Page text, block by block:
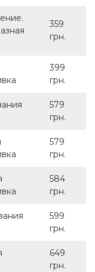
359
грн.
399
грн.
579
грн.
579
грн.
584
грн.
599
грн.
649
грн.